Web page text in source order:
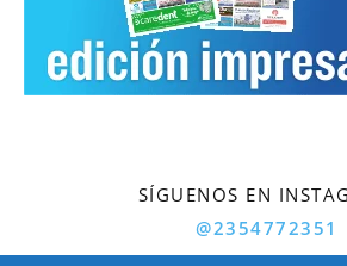
SÍGUENOS EN
@2354772351